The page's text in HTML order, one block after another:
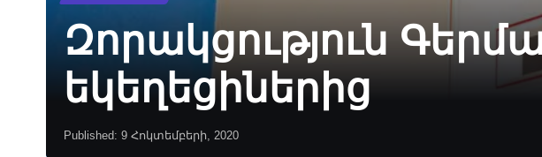
Զորակցություն
եկեղեցիներից
Published: 9 Հոկտեմբերի, 2020